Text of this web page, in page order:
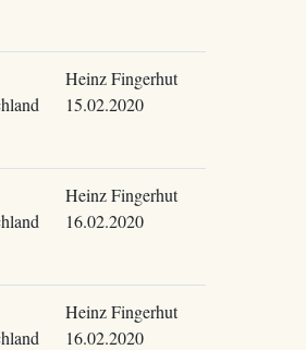
Heinz Fingerhut
15.02.2020
Heinz Fingerhut
16.02.2020
Heinz Fingerhut
16.02.2020